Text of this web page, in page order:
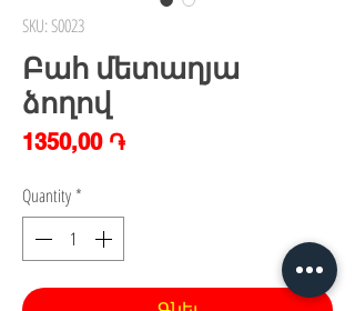
SKU: S0023
Բահ մետաղյա
ձողով
1350,00 ֏Price
Quantity *